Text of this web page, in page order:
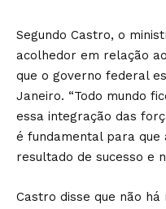
Segundo Castro, o
acolhedor em relação
que o governo federal
Janeiro. “Todo mundo
essa integração das
é fundamental para
resultado de sucesso e
Castro disse que não há